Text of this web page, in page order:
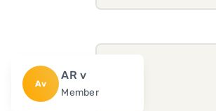
Av
AR v
Member